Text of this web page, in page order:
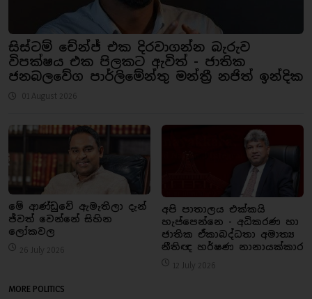
සිස්ටම් චේන්ජ් එක දිරවාගන්න බැරුව
විපක්ෂය එක පිලකට ඇවිත් - ජාතික
ජනබලවේග පාර්ලිමේන්තු මන්ත්‍රී නජිත් ඉන්දික
01 August 2026
මේ ආණ්ඩුවේ ඇමැතිලා දැන්
ජ්වත් වෙන්නේ සිහින
ලෝකවල
26 July 2026
අපි පාතාලය එක්කයි
හැප්පෙන්නෙ - අධිකරණ හා
ජාතික ඒකාබද්ධතා අමාත්‍ය
නීතිඥ හර්ෂණ නානායක්කාර
12 July 2026
MORE POLITICS